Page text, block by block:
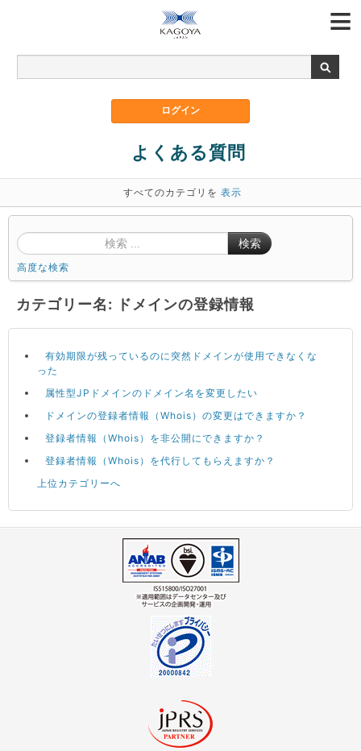
よくある質問
すべてのカテゴリを 表示
検索
高度な検索
カテゴリー名: ドメインの登録情報
有効期限が残っているのに突然ドメインが使用できなくな
った
属性型JPドメインのドメイン名を変更したい
ドメインの登録者情報（Whois）の変更はできますか？
登録者情報（Whois）を非公開にできますか？
登録者情報（Whois）を代行してもらえますか？
上位カテゴリーへ